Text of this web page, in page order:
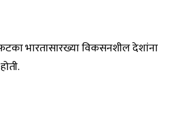
भारतासारख्या विकसनशील देशांना